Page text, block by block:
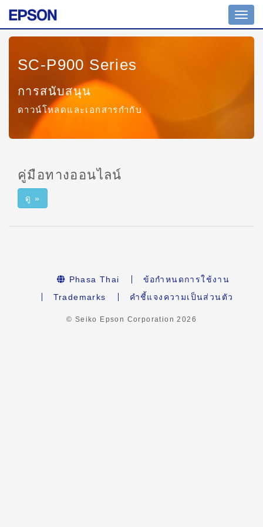
SC-P900 Series
การสนับสนุน
ดาวน์โหลดและเอกสารกำกับ
คู่มือทางออนไลน์
ดู »
Phasa Thai
ข้อกำหนดการใช้งาน
Trademarks
คำชี้แจงความเป็นส่วนตัว
© Seiko Epson Corporation2026